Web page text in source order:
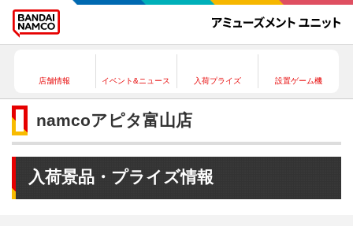
店舗情報 イベント&ニュース 入荷プライズ 設置ゲーム機
namcoアピタ富山店
入荷景品・プライズ情報